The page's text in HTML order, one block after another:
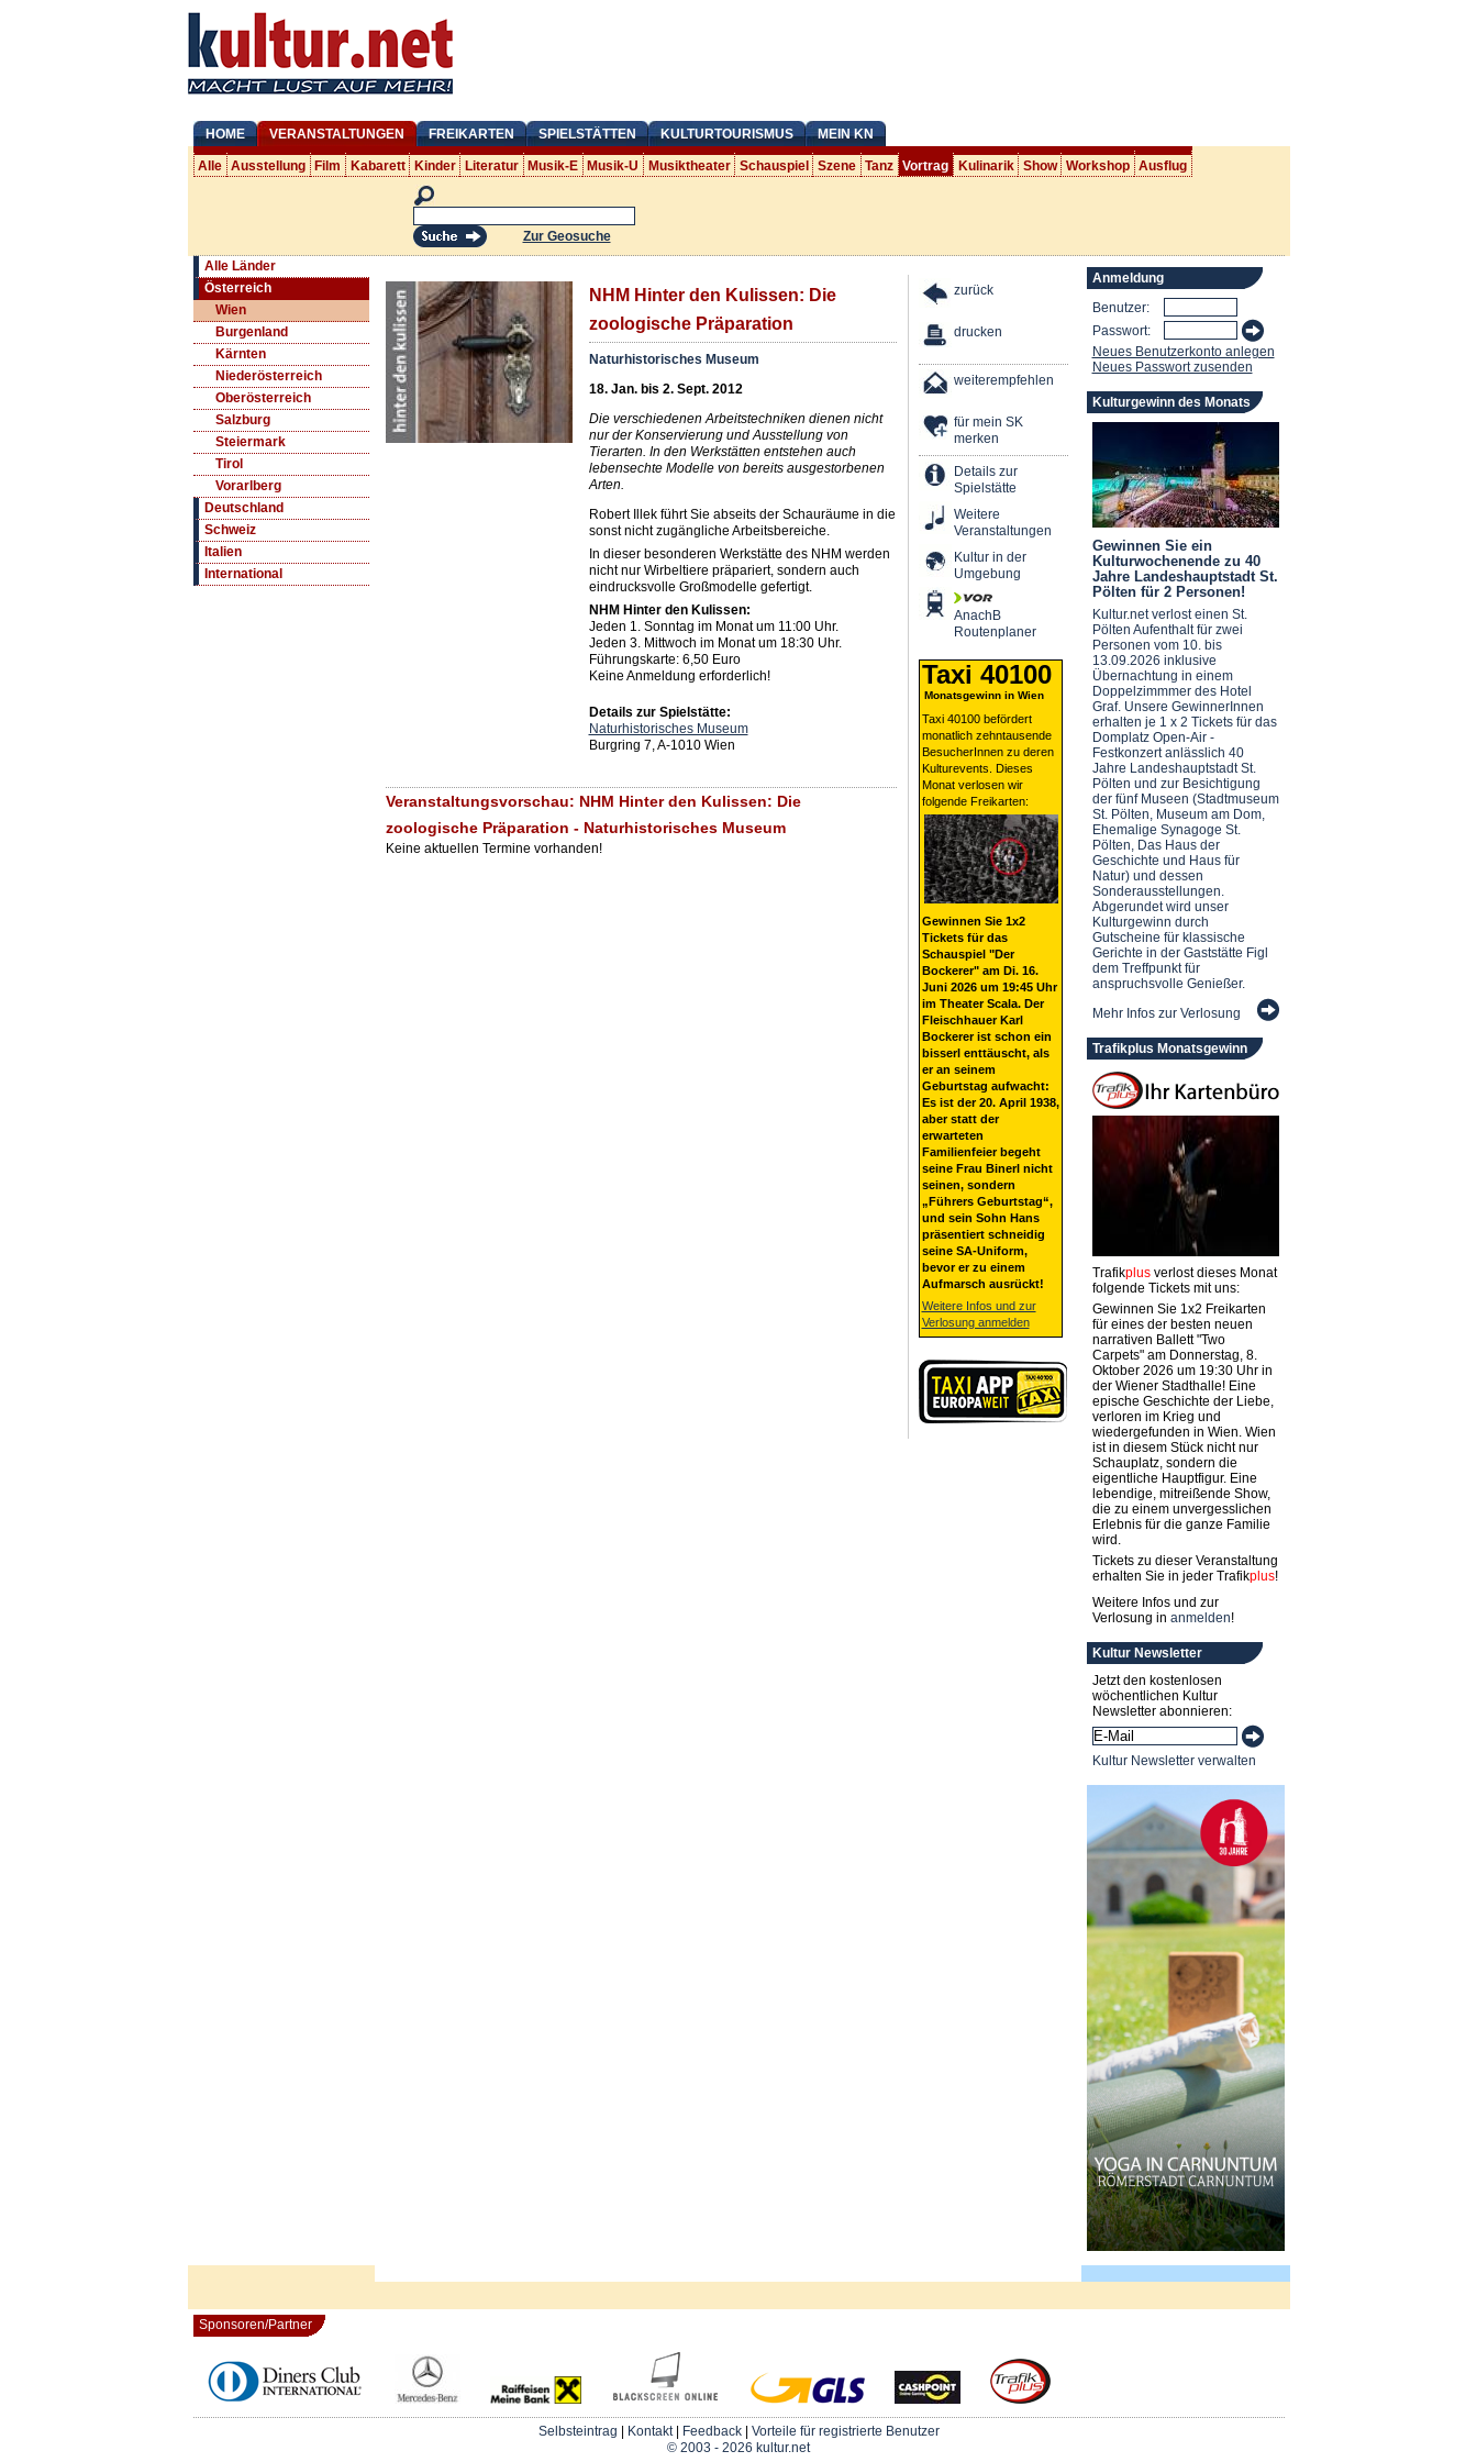
HOME VERANSTALTUNGEN FREIKARTEN SPIELSTÄTTEN KULTURTOURISMUS MEIN KN
Alle Ausstellung Film Kabarett Kinder Literatur Musik-E Musik-U Musiktheater Schauspiel Szene Tanz Vortrag Kulinarik Show Workshop Ausflug
Zur Geosuche
Alle Länder
Österreich
Wien
Burgenland
Kärnten
Niederösterreich
Oberösterreich
Salzburg
Steiermark
Tirol
Vorarlberg
Deutschland
Schweiz
Italien
International
NHM Hinter den Kulissen: Die
zoologische Präparation
Naturhistorisches Museum
18. Jan. bis 2. Sept. 2012
Die verschiedenen Arbeitstechniken dienen nicht
nur der Konservierung und Ausstellung von
Tierarten. In den Werkstätten entstehen auch
lebensechte Modelle von bereits ausgestorbenen
Arten.
Robert Illek führt Sie abseits der Schauräume in die
sonst nicht zugängliche Arbeitsbereiche.
In dieser besonderen Werkstätte des NHM werden
nicht nur Wirbeltiere präpariert, sondern auch
eindrucksvolle Großmodelle gefertigt.
NHM Hinter den Kulissen:
Jeden 1. Sonntag im Monat um 11:00 Uhr.
Jeden 3. Mittwoch im Monat um 18:30 Uhr.
Führungskarte: 6,50 Euro
Keine Anmeldung erforderlich!
Details zur Spielstätte:
Naturhistorisches Museum
Burgring 7, A-1010 Wien
Veranstaltungsvorschau: NHM Hinter den Kulissen: Die
zoologische Präparation - Naturhistorisches Museum
Keine aktuellen Termine vorhanden!
zurück
drucken
weiterempfehlen
für mein SK
merken
Details zur
Spielstätte
Weitere
Veranstaltungen
Kultur in der
Umgebung
AnachB
Routenplaner
Taxi 40100
Monatsgewinn in Wien
Taxi 40100 befördert
monatlich zehntausende
BesucherInnen zu deren
Kulturevents. Dieses
Monat verlosen wir
folgende Freikarten:
Gewinnen Sie 1x2
Tickets für das
Schauspiel "Der
Bockerer" am Di. 16.
Juni 2026 um 19:45 Uhr
im Theater Scala. Der
Fleischhauer Karl
Bockerer ist schon ein
bisserl enttäuscht, als
er an seinem
Geburtstag aufwacht:
Es ist der 20. April 1938,
aber statt der
erwarteten
Familienfeier begeht
seine Frau Binerl nicht
seinen, sondern
„Führers Geburtstag“,
und sein Sohn Hans
präsentiert schneidig
seine SA-Uniform,
bevor er zu einem
Aufmarsch ausrückt!
Weitere Infos und zur
Verlosung anmelden
Anmeldung
Benutzer:
Passwort:
Neues Benutzerkonto anlegen
Neues Passwort zusenden
Kulturgewinn des Monats
Gewinnen Sie ein
Kulturwochenende zu 40
Jahre Landeshauptstadt St.
Pölten für 2 Personen!
Kultur.net verlost einen St.
Pölten Aufenthalt für zwei
Personen vom 10. bis
13.09.2026 inklusive
Übernachtung in einem
Doppelzimmmer des Hotel
Graf. Unsere GewinnerInnen
erhalten je 1 x 2 Tickets für das
Domplatz Open-Air -
Festkonzert anlässlich 40
Jahre Landeshauptstadt St.
Pölten und zur Besichtigung
der fünf Museen (Stadtmuseum
St. Pölten, Museum am Dom,
Ehemalige Synagoge St.
Pölten, Das Haus der
Geschichte und Haus für
Natur) und dessen
Sonderausstellungen.
Abgerundet wird unser
Kulturgewinn durch
Gutscheine für klassische
Gerichte in der Gaststätte Figl
dem Treffpunkt für
anspruchsvolle Genießer.
Mehr Infos zur Verlosung
Trafikplus Monatsgewinn
Trafikplusverlost dieses Monat
folgende Tickets mit uns:
Gewinnen Sie 1x2 Freikarten
für eines der besten neuen
narrativen Ballett "Two
Carpets" am Donnerstag, 8.
Oktober 2026 um 19:30 Uhr in
der Wiener Stadthalle! Eine
epische Geschichte der Liebe,
verloren im Krieg und
wiedergefunden in Wien. Wien
ist in diesem Stück nicht nur
Schauplatz, sondern die
eigentliche Hauptfigur. Eine
lebendige, mitreißende Show,
die zu einem unvergesslichen
Erlebnis für die ganze Familie
wird.
Tickets zu dieser Veranstaltung
erhalten Sie in jeder Trafikplus!
Weitere Infos und zur
Verlosung in anmelden!
Kultur Newsletter
Jetzt den kostenlosen
wöchentlichen Kultur
Newsletter abonnieren:
Kultur Newsletter verwalten
Sponsoren/Partner
Selbsteintrag Kontakt| Feedback| Vorteile für registrierte Benutzer
© 2003 - 2026 kultur.net